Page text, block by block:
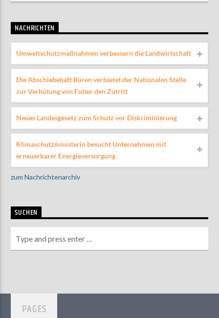
NACHRICHTEN
Umweltschutzmaßnahmen verbessern die Landwirtschaft
Die Abschiebehaft Büren verbietet der Nationalen Stelle
zur Verhütung von Folter den Zutritt
Neues Landesgesetz zum Schutz vor Diskriminierung
Klimaschutzministerin besucht Unternehmen mit
erneuerbarer Energieversorgung
zum Nachrichtenarchiv
SUCHEN
PAGES